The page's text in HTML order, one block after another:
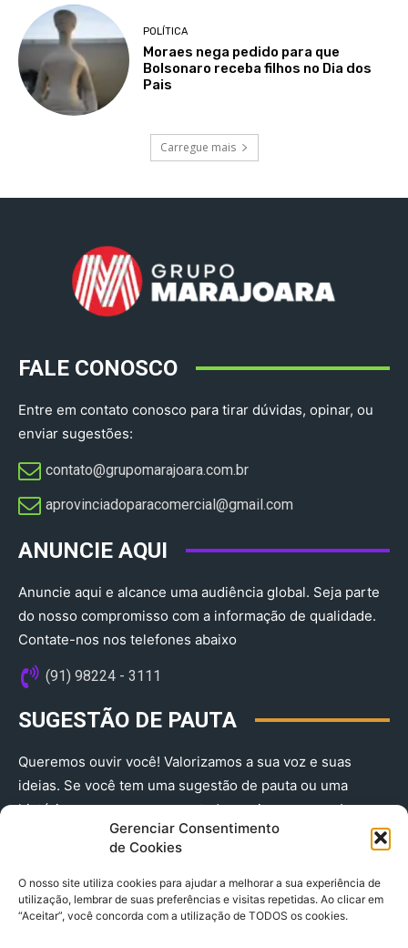
Gerenciar Consentimento
de Cookies
O nosso site utiliza cookies para ajudar a melhorar a sua experiência de
utilização, lembrar de suas preferências e visitas repetidas. Ao clicar em
“Aceitar”, você concorda com a utilização de TODOS os cookies.
POLÍTICA
Moraes nega pedido para que
Bolsonaro receba filhos no Dia dos
Pais
Carregue mais
FALE CONOSCO
Entre em contato conosco para tirar dúvidas, opinar, ou
enviar sugestões:
contato@grupomarajoara.com.br
aprovinciadoparacomercial@gmail.com​
ANUNCIE AQUI
Anuncie aqui e alcance uma audiência global. Seja parte
do nosso compromisso com a informação de qualidade.
Contate-nos nos telefones abaixo
(91) 98224 - 3111
SUGESTÃO DE PAUTA
Queremos ouvir você! Valorizamos a sua voz e suas
ideias. Se você tem uma sugestão de pauta ou uma
história que merece ser contada, envie-nos agora!
(91) 98224 - 3111